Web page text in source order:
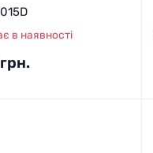
в наявності
грн.